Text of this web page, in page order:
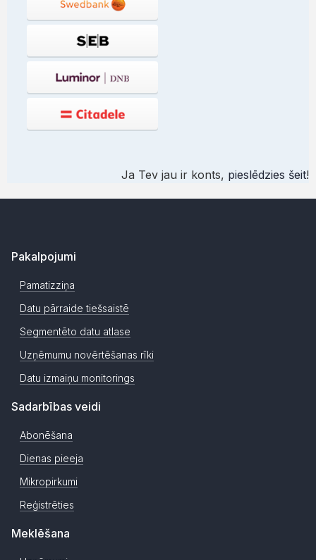
Ja Tev jau ir konts, pieslēdzies šeit!
Pakalpojumi
Pamatizziņa
Datu pārraide tiešsaistē
Segmentēto datu atlase
Uzņēmumu novērtēšanas rīki
Datu izmaiņu monitorings
Sadarbības veidi
Abonēšana
Dienas pieeja
Mikropirkumi
Reģistrēties
Meklēšana